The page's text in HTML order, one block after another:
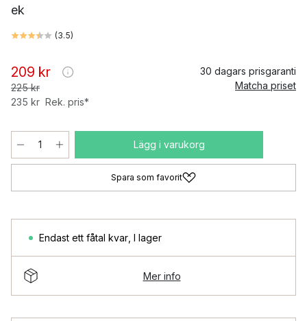
ek
(3.5)
209 kr
225 kr
235 kr Rek. pris*
30 dagars prisgaranti
Matcha priset
Lägg i varukorg
Spara som favorit
Endast ett fåtal kvar I lager
Mer info